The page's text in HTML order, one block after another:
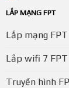
LẮP MẠNG FPT
Lắp mạng FPT
Lắp wifi 7 FPT
Truyền hình